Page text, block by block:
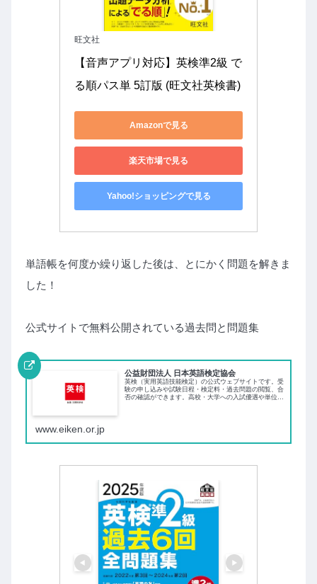
旺文社
【音声アプリ対応】英検準2級 で
る順パス単 5訂版 (旺文社英検書)
Amazonで見る
楽天市場で見る
Yahoo!ショッピングで見る
単語帳を何度か繰り返した後は、とにかく問題を解きま
した！
公式サイトで無料公開されている過去問と問題集
公益財団法人 日本英語検定協会
英検（実用英語技能検定）の公式ウェブサイトです。受
験の申し込みや試験日程・検定料・過去問題の閲覧、合
否の確認ができます。高校・大学への入試優遇や単位認
www.eiken.or.jp